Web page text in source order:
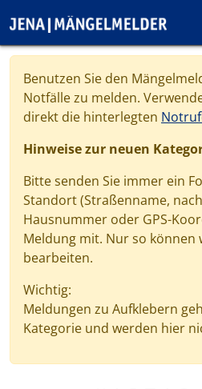
Benutzen Sie den
Notfälle zu melden.
direkt die hinterlegten
Hinweise zur neuen
Bitte senden Sie immer ein
Standort (Straßenname,
Hausnummer oder GPS-
Meldung mit. Nur so können
bearbeiten.
Wichtig:
Meldungen zu Aufklebern
Kategorie und werden hier